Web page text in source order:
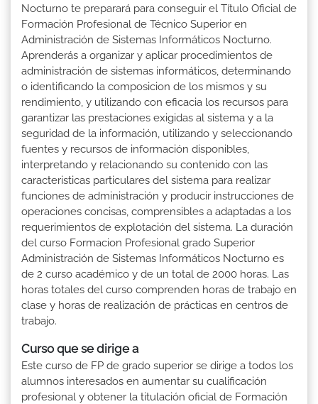
Nocturno te preparará para conseguir el Título Oficial de
Formación Profesional de Técnico Superior en
Administración de Sistemas Informáticos Nocturno.
Aprenderás a organizar y aplicar procedimientos de
administración de sistemas informáticos, determinando
o identificando la composicion de los mismos y su
rendimiento, y utilizando con eficacia los recursos para
garantizar las prestaciones exigidas al sistema y a la
seguridad de la información, utilizando y seleccionando
fuentes y recursos de información disponibles,
interpretando y relacionando su contenido con las
caracteristicas particulares del sistema para realizar
funciones de administración y producir instrucciones de
operaciones concisas, comprensibles a adaptadas a los
requerimientos de explotación del sistema. La duración
del curso Formacion Profesional grado Superior
Administración de Sistemas Informáticos Nocturno es
de 2 curso académico y de un total de 2000 horas. Las
horas totales del curso comprenden horas de trabajo en
clase y horas de realización de prácticas en centros de
trabajo.
Curso que se dirige a
Este curso de FP de grado superior se dirige a todos los
alumnos interesados en aumentar su cualificación
profesional y obtener la titulación oficial de Formación